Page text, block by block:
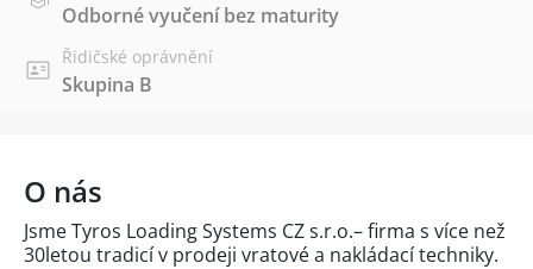
Odborné vyučení bez maturity
Řidičské oprávnění
Skupina B
O nás
Jsme Tyros Loading Systems CZ s.r.o.– firma s více než
30letou tradicí v prodeji vratové a nakládací techniky.